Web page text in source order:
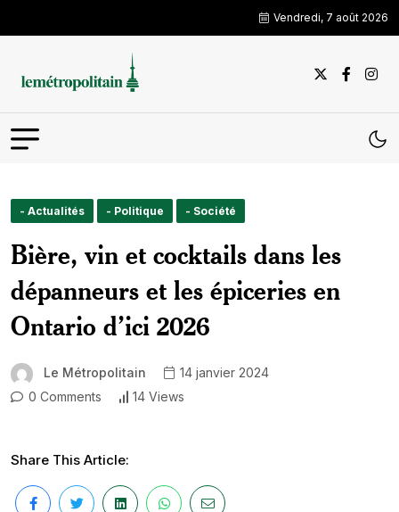
Vendredi, 7 août 2026
- Actualités - Politique - Société
Bière, vin et cocktails dans les
dépanneurs et les épiceries en
Ontario d’ici 2026
Le Métropolitain
14 janvier 2024
0 Comments
14 Views
Share This Article: